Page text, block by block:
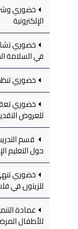
خضوري
الإلكترونية
خضوري
في السلامة
خضوري
خضوري
للعروض
قسم
حول التعليم
خضوري
للزيتون في
عمادة
للأطفال